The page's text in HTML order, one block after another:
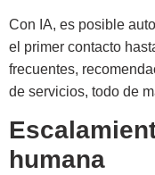
Con IA, es posible
el primer contacto
frecuentes,
de servicios, todo de
humana